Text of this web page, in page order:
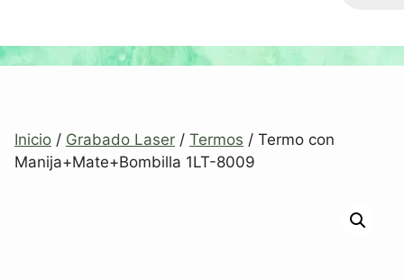
Inicio / Grabado Laser / Termos / Termo con
Manija+Mate+Bombilla 1LT-8009